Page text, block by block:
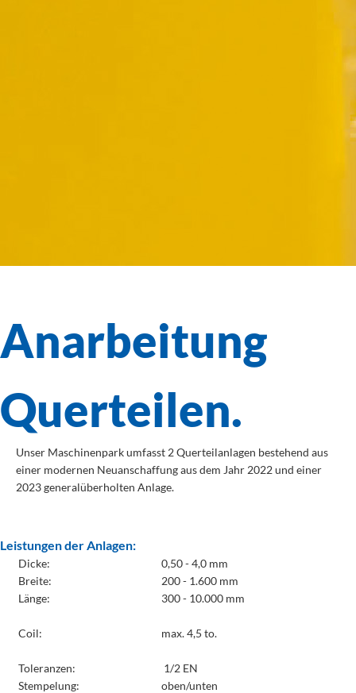
Anarbeitung
Querteilen.
Unser Maschinenpark umfasst 2 Querteilanlagen bestehend aus
einer modernen Neuanschaffung aus dem Jahr 2022 und einer
2023 generalüberholten Anlage.
Leistungen der Anlagen:
Dicke:
0,50 - 4,0 mm
Breite:
200 - 1.600 mm
Länge:
300 - 10.000 mm
Coil: max. 4,5 to.
Toleranzen:
1/2 EN
Stempelung:
oben/unten